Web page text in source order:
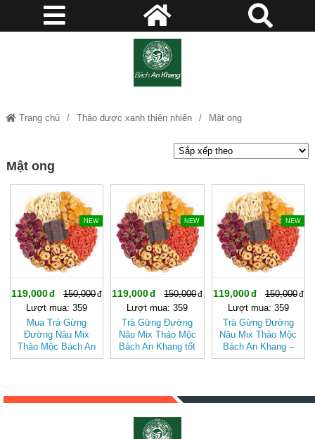
Trang chủ Thảo dược xanh thiên nhiên Mật ong
Mật ong
-20%
NEW
119,000
150,000
Lượt mua: 359
Mua Trà Gừng
Đường Nâu Mix
Thảo Mộc Bách An
Khang – Thơm Ấm
-20%
NEW
119,000
150,000
Lượt mua: 359
Trà Gừng Đường
Nâu Mix Thảo Mộc
Bách An Khang tốt
cho sức khỏe, dễ
-20%
NEW
119,000
150,000
Lượt mua: 359
Trà Gừng Đường
Nâu Mix Thảo Mộc
Bách An Khang –
Thơm Ấm Tự Nhiên,